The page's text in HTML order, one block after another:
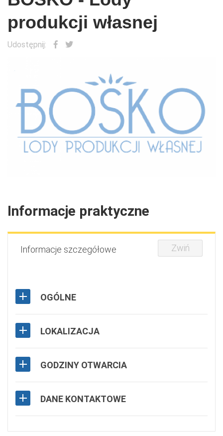
produkcji własnej
Udostępnij:
Informacje praktyczne
Informacje szczegółowe Zwiń
OGÓLNE
LOKALIZACJA
GODZINY OTWARCIA
DANE KONTAKTOWE